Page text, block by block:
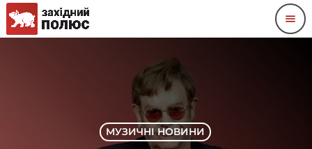
menu
МУЗИЧНІ НОВИНИ